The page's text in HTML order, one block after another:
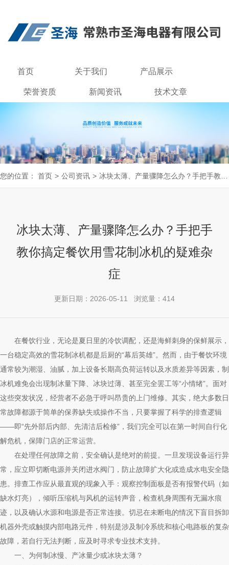
首页 关于我们 产品展示
荣誉资质 新闻资讯 技术文章
您的位置： 首页 > 公司资讯 > 冰块太薄、产量骤降怎么办？手把手教你搞定餐饮用雪花制冰机的疑难杂症
冰块太薄、产量骤降怎么办？手把手
教你搞定餐饮用雪花制冰机的疑难杂
症
更新日期：2026-05-11 浏览量：414
在餐饮行业，无论是夏日里的冷饮调配，还是海鲜刺身的保鲜展示，
一台稳定高效的雪花制冰机都是后厨的“幕后英雄”。然而，由于餐饮环境
通常较为潮湿、油腻，加上设备长期高负荷运转以及水质差异等因素，制
冰机难免会出现制冰量下降、冰块过薄、甚至完全罢工等“小情绪”。面对
这些突发状况，经营者不必急于呼叫昂贵的上门维修。其实，绝大多数日
常故障都源于简单的保养缺失或操作不当，只要掌握了科学的排查逻辑
——即“先外部后内部、先清洁后检修”，我们完全可以在第一时间自行化
解危机，保障门店的正常运营。
在处理任何故障之前，安全确认是绝对的前提。一旦发现设备运行异
常，应立即切断电源并关闭进水阀门，防止故障扩大化或造成水电安全隐
患。排查工作应从最直观的现象入手：观察控制面板是否有报警代码（如
缺水灯亮），倾听压缩机与风机的运转声音，检查机身周围有无漏水痕
迹，以及确认水源和电源是否正常连接。切忌在未断电的情况下盲目拆卸
机器外壳或触摸内部电路元件，特别是涉及制冷系统和核心电路板的复杂
故障，若自行无法判断，应及时寻求专业技术支持。
一、为何制冰慢、产冰量少或冰块太薄？